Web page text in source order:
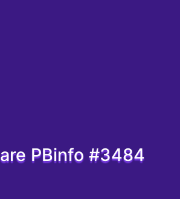
PBinfo #3484